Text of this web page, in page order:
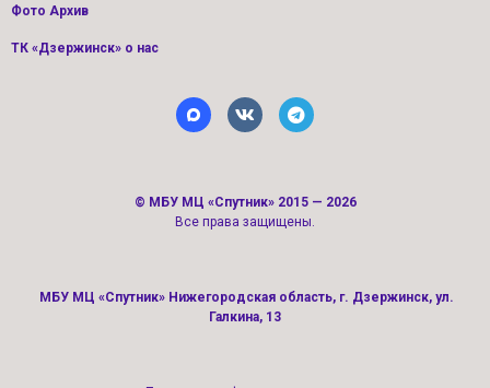
Фото Архив
ТК «Дзержинск» о нас
© МБУ МЦ «Спутник» 2015 — 2026
Все права защищены.
МБУ МЦ «Спутник» Нижегородская область, г. Дзержинск, ул.
Галкина, 13